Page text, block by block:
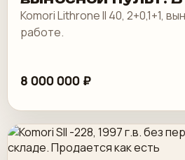
Komori Lithrone II 40, 2+0,1+1,
работе.
8 000 000 ₽